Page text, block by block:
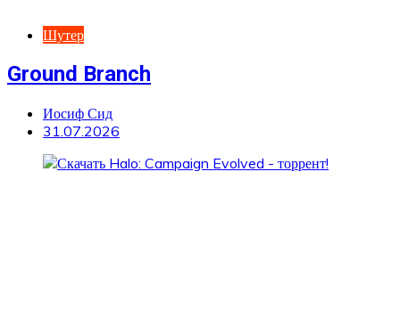
Шутер
Ground Branch
Иосиф Сид
31.07.2026